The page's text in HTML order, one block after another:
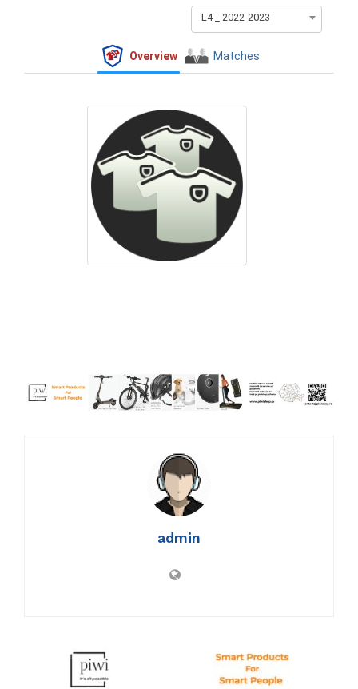
L4 _ 2022-2023
Overview Matches
admin